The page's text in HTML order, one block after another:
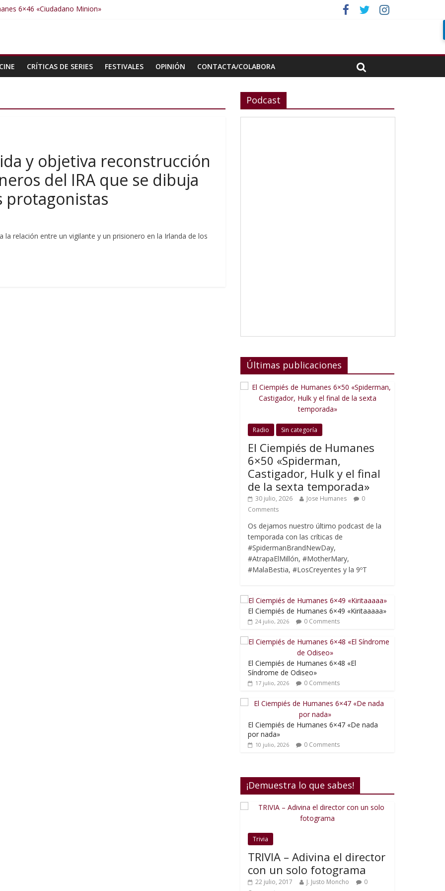
6×46 «Ciudadano Minion»
6×47 «De nada por nada»
CRÍTICAS DE SERIES FESTIVALES OPINIÓN CONTACTA/COLABORA
y objetiva reconstrucción
del IRA que se dibuja
protagonistas
relación entre un vigilante y un prisionero en la Irlanda de los
Podcast
Últimas publicaciones
Radio Sin categoría
El Ciempiés de Humanes
6×50 «Spiderman,
Castigador, Hulk y el final
de la sexta temporada»
30 julio, 2026 Jose Humanes
0
Comments
Os dejamos nuestro último podcast de la
temporada con las críticas de
#SpidermanBrandNewDay,
#AtrapaElMillón, #MotherMary,
#MalaBestia, #LosCreyentes y la 9ºT
El Ciempiés de Humanes 6×49 «Kiritaaaaa»
24 julio, 2026 0 Comments
El Ciempiés de Humanes 6×48 «El
Síndrome de Odiseo»
17 julio, 2026 0 Comments
El Ciempiés de Humanes 6×47 «De nada
por nada»
10 julio, 2026 0 Comments
¡Demuestra lo que sabes!
Trivia
TRIVIA – Adivina el director
con un solo fotograma
22 julio, 2017 J. Justo Moncho
0